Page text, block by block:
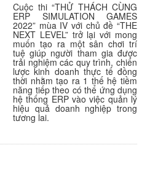
Cuộc thi “THỬ THÁCH CÙNG
ERP SIMULATION GAMES
2022” mùa IV với chủ đề “THE
NEXT LEVEL” trở lại với mong
muốn tạo ra một sân chơi trí
tuệ giúp người tham gia được
trải nghiệm các quy trình, chiến
lược kinh doanh thực tế đồng
thời nhằm tạo ra 1 thế hệ tiềm
năng tiếp theo có thể ứng dụng
hệ thống ERP vào việc quản lý
hiệu quả doanh nghiệp trong
tương lai.